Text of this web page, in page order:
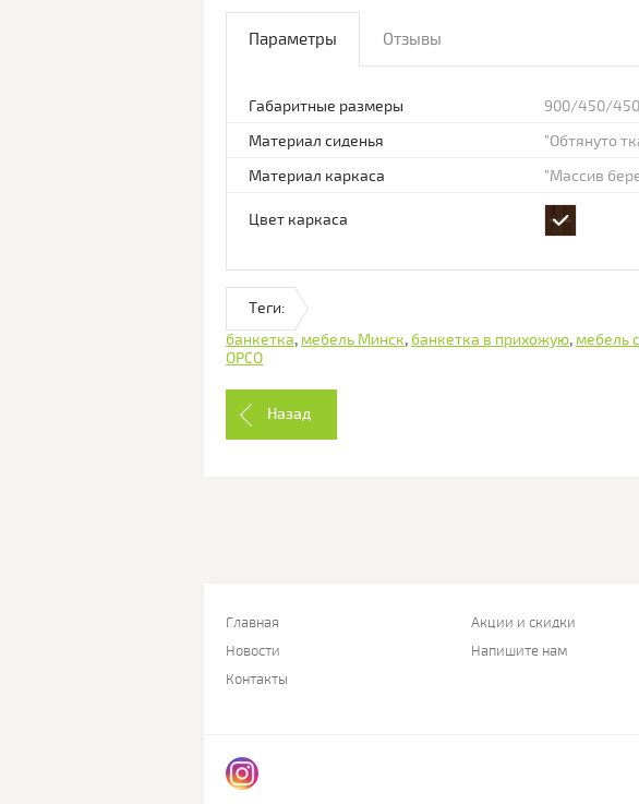
Параметры Отзывы
Габаритные размеры
900/450/
Материал сиденья
"Обтянуто
Материал каркаса
"Массив
Цвет каркаса
Теги:
банкетка, мебель Минск, банкетка в прихожую, мебель
ОРСО
Назад
Главная
Акции и скидки
Новости
Напишите нам
Контакты